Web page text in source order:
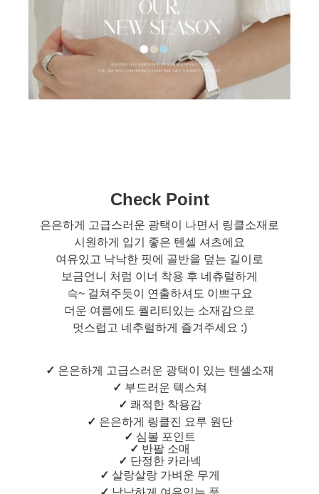
Check Point
은은하게 고급스러운 광택이 나면서 링클소재로
시원하게 입기 좋은 텐셀 셔츠에요
여유있고 낙낙한 핏에 골반을 덮는 길이로
보금언니 처럼 이너 착용 후 네츄럴하게
슥~ 걸쳐주듯이 연출하셔도 이쁘구요
더운 여름에도 퀄리티있는 소재감으로
멋스럽고 네추럴하게 즐겨주세요 :)
✓ 은은하게 고급스러운 광택이 있는 텐셀소재
✓ 부드러운 텍스쳐
✓ 쾌적한 착용감
✓ 은은하게 링클진 요루 원단
✓ 심볼 포인트
✓ 반팔 소매
✓ 단정한 카라넥
✓ 살랑살랑 가벼운 무게